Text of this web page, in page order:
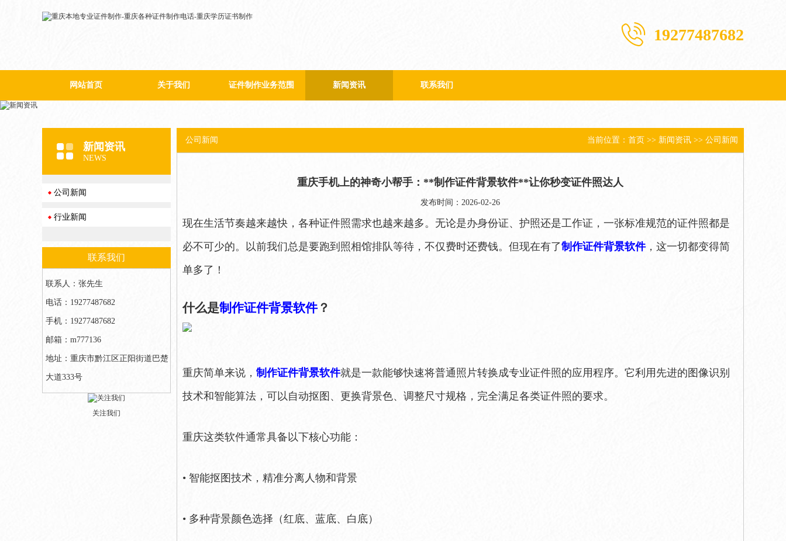
19277487682
网站首页 关于我们 证件制作业务范围 新闻资讯 联系我们
新闻资讯
NEWS
公司新闻
行业新闻
联系我们
联系人：张先生
电话：19277487682
手机：19277487682
邮箱：m777136
地址：重庆市黔江区正阳街道巴楚
大道333号
关注我们
当前位置： 首页 >> 新闻资讯 >> 公司新闻
公司新闻
重庆手机上的神奇小帮手：**制作证件背景软件**让你秒变证件照达人
发布时间：2026-02-26
现在生活节奏越来越快，各种证件照需求也越来越多。无论是办身份证、护照还是工作证，一张标准规范的证件照都是
必不可少的。以前我们总是要跑到照相馆排队等待，不仅费时还费钱。但现在有了制作证件背景软件，这一切都变得简
单多了！
什么是制作证件背景软件？
重庆简单来说， 制作证件背景软件就是一款能够快速将普通照片转换成专业证件照的应用程序。它利用先进的图像识别
技术和智能算法，可以自动抠图、更换背景色、调整尺寸规格，完全满足各类证件照的要求。
重庆这类软件通常具备以下核心功能：
• 智能抠图技术，精准分离人物和背景
• 多种背景颜色选择（红底、蓝底、白底）